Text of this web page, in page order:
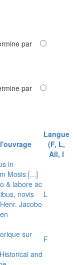
par
par
Langue
(F, L,
All, I
in
Mosis [...]
& labore ac
novis
Jacobo
L
sur
F
and